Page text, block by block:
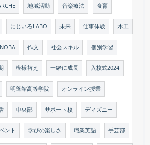
地域活動 音楽療法 食育
にじいろLABO 未来 仕事体験 木工
作文 社会スキル 個別学習
模様替え 一緒に成長 入校式2024
明蓬館高等学院 オンライン授業
中央部 サポート校 ディズニー
ント 学びの楽しさ 職業英語 手芸部